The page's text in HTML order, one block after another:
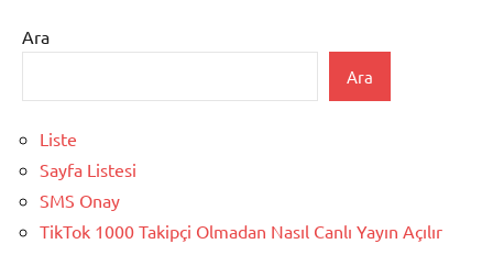
Ara
Ara
Liste
Sayfa Listesi
SMS Onay
TikTok 1000 Takipçi Olmadan Nasıl Canlı Yayın Açılır